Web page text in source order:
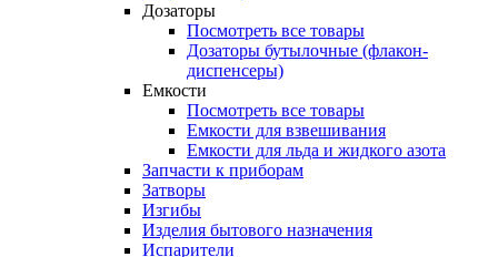
Дозаторы
Посмотреть все товары
Дозаторы бутылочные (флакон-
диспенсеры)
Емкости
Посмотреть все товары
Емкости для взвешивания
Емкости для льда и жидкого азота
Запчасти к приборам
Затворы
Изгибы
Изделия бытового назначения
Испарители